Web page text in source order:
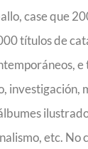
case que
títulos de
e
investigación,
etc. No